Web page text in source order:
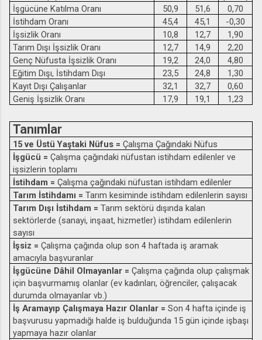
İşgücüne Katılma Oranı
50,9 51,6
0,70
İstihdam Oranı
45,4 45,1
-0,30
İşsizlik Oranı
10,8 12,7
1,90
Tarım Dışı İşsizlik Oranı
12,7 14,9
2,20
Genç Nüfusta İşsizlik Oranı
19,2 24,0
4,80
Eğitim Dışı, İstihdam Dışı
23,5 24,8
1,30
Kayıt Dışı Çalışanlar
32,1 32,7
0,60
Geniş İşsizlik Oranı
17,9 19,1 1,23
Tanımlar
15 ve Üstü Yaştaki Nüfus = Çalışma Çağındaki Nüfus
İşgücü = Çalışma çağındaki nüfustan istihdam edilenler ve
işsizlerin toplamı
İstihdam = Çalışma çağındaki nüfustan istihdam edilenler
Tarım İstihdamı = Tarım kesiminde istihdam edilenlerin sayısı
Tarım Dışı İstihdam = Tarım sektörü dışında kalan
sektörlerde (sanayi, inşaat, hizmetler) istihdam edilenlerin
sayısı
İşsiz = Çalışma çağında olup son 4 haftada iş aramak
amacıyla başvuranlar
İşgücüne Dâhil Olmayanlar = Çalışma çağında olup çalışmak
için başvurmamış olanlar (ev kadınları, öğrenciler, çalışacak
durumda olmayanlar vb.)
İş Aramayıp Çalışmaya Hazır Olanlar = Son 4 hafta içinde iş
başvurusu yapmadığı halde iş bulduğunda 15 gün içinde işbaşı
yapmaya hazır olanlar